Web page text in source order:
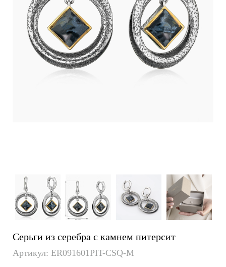
Серьги из серебра с камнем питерсит
Артикул: ER091601PIT-CSQ-M